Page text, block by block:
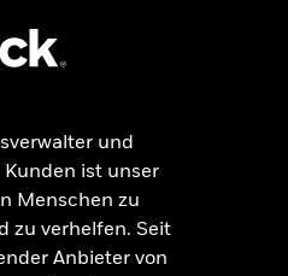
und
ist unser
Menschen zu
zu verhelfen. Seit
Anbieter von